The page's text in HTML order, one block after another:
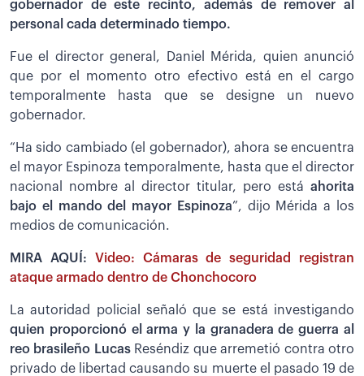
gobernador de este recinto, además de remover al
personal cada determinado tiempo.
Fue el director general, Daniel Mérida, quien anunció
que por el momento otro efectivo está en el cargo
temporalmente hasta que se designe un nuevo
gobernador.
“Ha sido cambiado (el gobernador), ahora se encuentra
el mayor Espinoza temporalmente, hasta que el director
nacional nombre al director titular, pero está ahorita
bajo el mando del mayor Espinoza”, dijo Mérida a los
medios de comunicación.
MIRA AQUÍ:
Video: Cámaras de seguridad registran
ataque armado dentro de Chonchocoro
La autoridad policial señaló que se está investigando
quien proporcionó el arma y la granadera de guerra al
reo brasileño LucasReséndiz que arremetió contra otro
privado de libertad causando su muerte el pasado 19 de